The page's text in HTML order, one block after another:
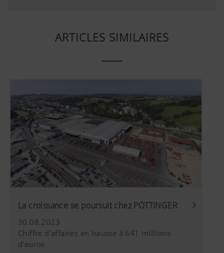
ARTICLES SIMILAIRES
La croissance se poursuit chez PÖTTINGER
30.08.2023
Chiffre d'affaires en hausse à 641 millions
d'euros